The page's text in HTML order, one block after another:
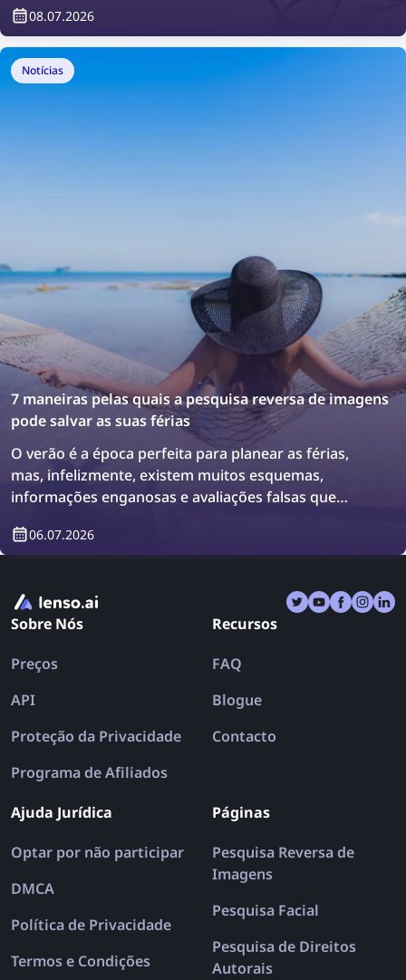
melhores ferramentas gratuitas de pesquisa de
imagens em 2026!
08.07.2026
Notícias
7 maneiras pelas quais a pesquisa reversa de imagens
pode salvar as suas férias
O verão é a época perfeita para planear as férias,
mas, infelizmente, existem muitos esquemas,
informações enganosas e avaliações falsas que
resultado, pode regressar das férias ainda mais
frustrado do que antes. Descubra como a pesquisa
uma vez por todas!
06.07.2026
Sobre Nós
Preços
API
Proteção da Privacidade
Programa de Afiliados
Recursos
FAQ
Blogue
Contacto
Ajuda Jurídica
Optar por não participar
DMCA
Política de Privacidade
Termos e Condições
Páginas
Pesquisa Reversa de
Imagens
Pesquisa Facial
Pesquisa de Direitos
Autorais